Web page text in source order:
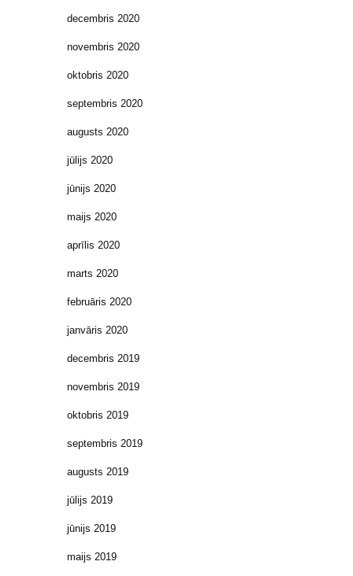
decembris 2020
novembris 2020
oktobris 2020
septembris 2020
augusts 2020
jūlijs 2020
jūnijs 2020
maijs 2020
aprīlis 2020
marts 2020
februāris 2020
janvāris 2020
decembris 2019
novembris 2019
oktobris 2019
septembris 2019
augusts 2019
jūlijs 2019
jūnijs 2019
maijs 2019